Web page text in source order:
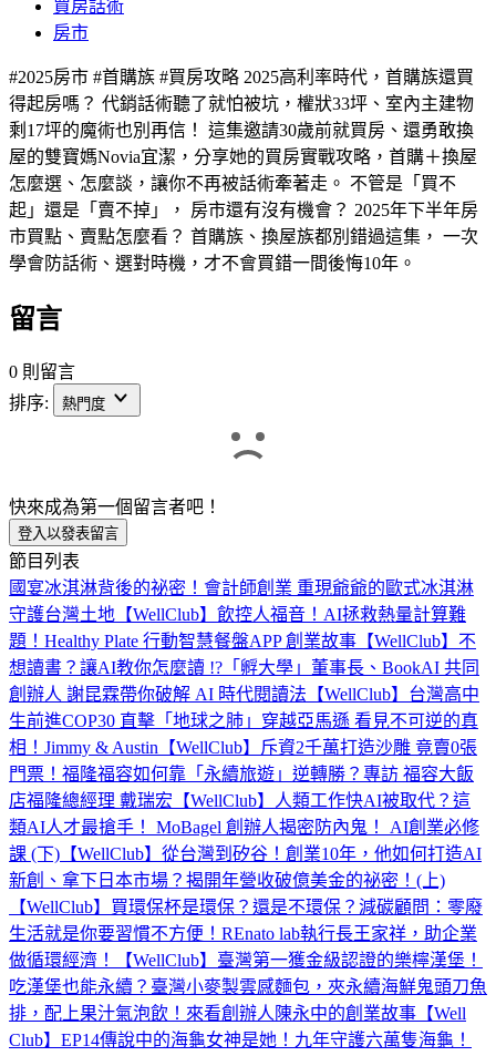
買房話術
房市
#2025房市 #首購族 #買房攻略 2025高利率時代，首購族還買
得起房嗎？ 代銷話術聽了就怕被坑，權狀33坪、室內主建物
剩17坪的魔術也別再信！ 這集邀請30歲前就買房、還勇敢換
屋的雙寶媽Novia宜潔，分享她的買房實戰攻略，首購＋換屋
怎麼選、怎麼談，讓你不再被話術牽著走。 不管是「買不
起」還是「賣不掉」， 房市還有沒有機會？ 2025年下半年房
市買點、賣點怎麼看？ 首購族、換屋族都別錯過這集， 一次
學會防話術、選對時機，才不會買錯一間後悔10年。
留言
0 則留言
排序:
熱門度
快來成為第一個留言者吧！
登入以發表留言
節目列表
國宴冰淇淋背後的祕密！會計師創業 重現爺爺的歐式冰淇淋
守護台灣土地【WellClub】 飲控人福音！AI拯救熱量計算難
題！Healthy Plate 行動智慧餐盤APP 創業故事【WellClub】 不
想讀書？讓AI教你怎麼讀 !?「孵大學」董事長、BookAI 共同
創辦人 謝昆霖帶你破解 AI 時代閱讀法【WellClub】 台灣高中
生前進COP30 直擊「地球之肺」穿越亞馬遜 看見不可逆的真
相！Jimmy & Austin【WellClub】 斥資2千萬打造沙雕 竟賣0張
門票！福隆福容如何靠「永續旅遊」逆轉勝？專訪 福容大飯
店福隆總經理 戴瑞宏【WellClub】 人類工作快AI被取代？這
類AI人才最搶手！ MoBagel 創辦人揭密防內鬼！ AI創業必修
課 (下)【WellClub】 從台灣到矽谷！創業10年，他如何打造AI
新創、拿下日本市場？揭開年營收破億美金的祕密！(上)
【WellClub】 買環保杯是環保？還是不環保？減碳顧問：零廢
生活就是你要習慣不方便！REnato lab執行長王家祥，助企業
做循環經濟！【WellClub】 臺灣第一獲金級認證的樂檸漢堡！
吃漢堡也能永續？臺灣小麥製雲感麵包，夾永續海鮮鬼頭刀魚
排，配上果汁氣泡飲！來看創辦人陳永中的創業故事【Well
Club】EP14傳說中的海龜女神是她！九年守護六萬隻海龜！